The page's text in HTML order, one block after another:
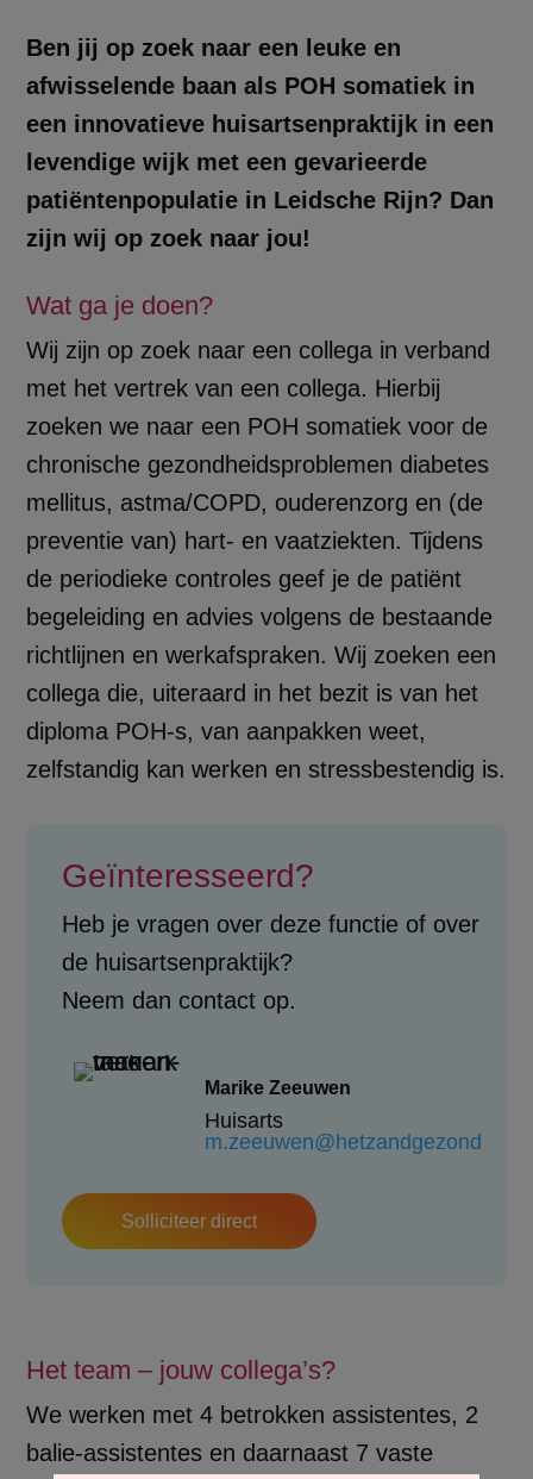
Ben jij op zoek naar een leuke en
afwisselende baan als POH somatiek in
een innovatieve huisartsenpraktijk in een
levendige wijk met een gevarieerde
patiëntenpopulatie in Leidsche Rijn? Dan
zijn wij op zoek naar jou!
Wat ga je doen?
Wij zijn op zoek naar een collega in verband
met het vertrek van een collega. Hierbij
zoeken we naar een POH somatiek voor de
chronische gezondheidsproblemen diabetes
mellitus, astma/COPD, ouderenzorg en (de
preventie van) hart- en vaatziekten. Tijdens
de periodieke controles geef je de patiënt
begeleiding en advies volgens de bestaande
richtlijnen en werkafspraken. Wij zoeken een
collega die, uiteraard in het bezit is van het
diploma POH-s, van aanpakken weet,
zelfstandig kan werken en stressbestendig is.
Geïnteresseerd?
Heb je vragen over deze functie of over
de huisartsenpraktijk?
Neem dan contact op.
Marike Zeeuwen
Huisarts
m.zeeuwen@hetzandgezond.nl
Solliciteer direct
Het team – jouw collega’s?
We werken met 4 betrokken assistentes, 2
balie-assistentes en daarnaast 7 vaste